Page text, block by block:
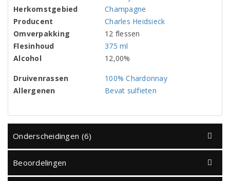
Herkomstgebied
Champagne
Producent
Charles Heidsieck
Omverpakking
12 flessen
Flesinhoud
375 ml
Alcohol
12,00%
Druivenrassen
100% Chardonnay
Allergenen
Bevat sulfieten
Onderscheidingen (6)
Beoordelingen